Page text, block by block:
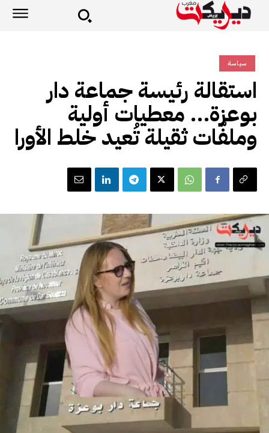
سياسة
استقالة رئيسة جماعة دار
بوعزة… معطيات أولية
وملفّات ثقيلة تُعيد خلط الأورا